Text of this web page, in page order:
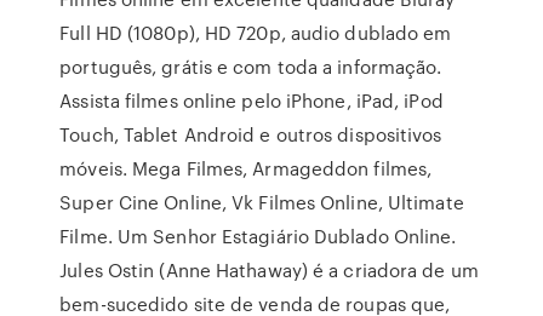
Full HD (1080p), HD 720p, audio dublado em
português, grátis e com toda a informação.
Assista filmes online pelo iPhone, iPad, iPod
Touch, Tablet Android e outros dispositivos
móveis. Mega Filmes, Armageddon filmes,
Super Cine Online, Vk Filmes Online, Ultimate
Filme. Um Senhor Estagiário Dublado Online.
Jules Ostin (Anne Hathaway) é a criadora de um
bem-sucedido site de venda de roupas que,